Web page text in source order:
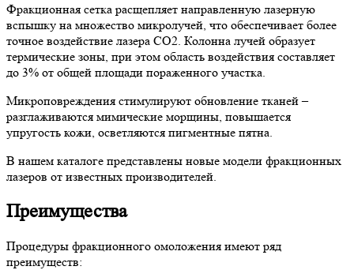
Фракционная сетка расщепляет направленную лазерную
вспышку на множество микролучей, что обеспечивает более
точное воздействие лазера CO2. Колонна лучей образует
термические зоны, при этом область воздействия составляет
до 3% от общей площади пораженного участка.
Микроповреждения стимулируют обновление тканей –
разглаживаются мимические морщины, повышается
упругость кожи, осветляются пигментные пятна.
В нашем каталоге представлены новые модели фракционных
лазеров от известных производителей.
Преимущества
Процедуры фракционного омоложения имеют ряд
преимуществ: